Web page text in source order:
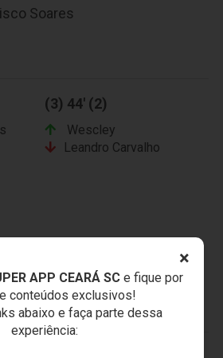
×
APP CEARÁ SCe fique por
conteúdos exclusivos!
abaixo e faça parte dessa
experiência:
Soares
(3) 44' (2)
Wescley
Leandro Carvalho
ESPORTE CLUBE